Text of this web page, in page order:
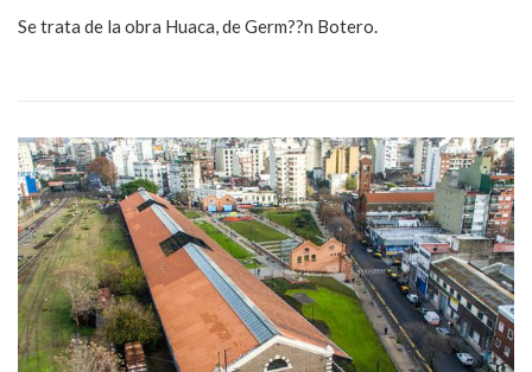
Se trata de la obra Huaca, de Germ??n Botero.